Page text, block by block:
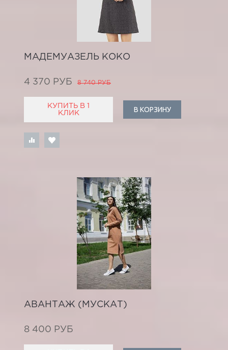
МАДЕМУАЗЕЛЬ КОКО
4 370 РУБ 8 740 РУБ
КУПИТЬ В 1
КЛИК
В КОРЗИНУ
АВАНТАЖ (МУСКАТ)
8 400 РУБ